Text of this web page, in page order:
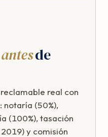
antesde
real con
(50%),
(100%), tasación
y comisión